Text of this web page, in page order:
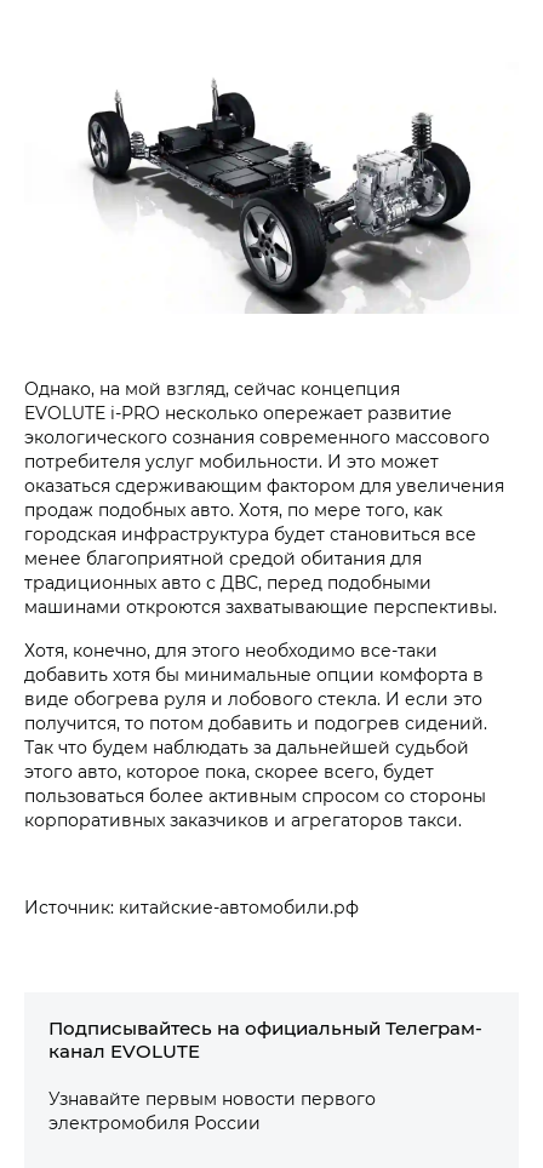
Однако, на мой взгляд, сейчас концепция
EVOLUTE i‑PRO несколько опережает развитие
экологического сознания современного массового
потребителя услуг мобильности. И это может
оказаться сдерживающим фактором для увеличения
продаж подобных авто. Хотя, по мере того, как
городская инфраструктура будет становиться все
менее благоприятной средой обитания для
традиционных авто с ДВС, перед подобными
машинами откроются захватывающие перспективы.
Хотя, конечно, для этого необходимо все-таки
добавить хотя бы минимальные опции комфорта в
виде обогрева руля и лобового стекла. И если это
получится, то потом добавить и подогрев сидений.
Так что будем наблюдать за дальнейшей судьбой
этого авто, которое пока, скорее всего, будет
пользоваться более активным спросом со стороны
корпоративных заказчиков и агрегаторов такси.
Источник: китайские-автомобили.рф
Подписывайтесь на официальный Телеграм-
канал EVOLUTE
Узнавайте первым новости первого
электромобиля России